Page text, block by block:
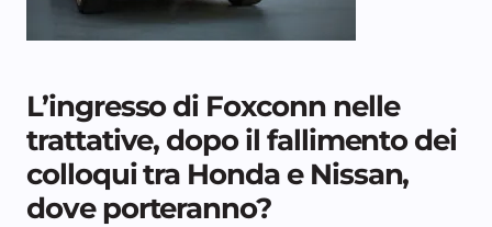
L’ingresso di Foxconn nelle
trattative, dopo il fallimento dei
colloqui tra Honda e Nissan,
dove porteranno?